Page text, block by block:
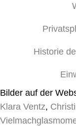
Historie
Bilder auf der
Klara Ventz,